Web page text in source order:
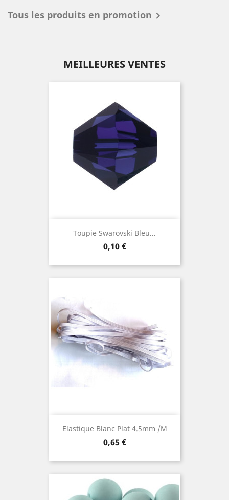
Tous les produits en promotion 
MEILLEURES VENTES
Toupie Swarovski Bleu...
Prix
0,10 €
Elastique Blanc Plat 4.5mm /m
Prix
0,65 €